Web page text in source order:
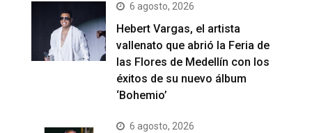
6 agosto, 2026
Hebert Vargas, el artista
vallenato que abrió la Feria de
las Flores de Medellín con los
éxitos de su nuevo álbum
‘Bohemio’
6 agosto, 2026